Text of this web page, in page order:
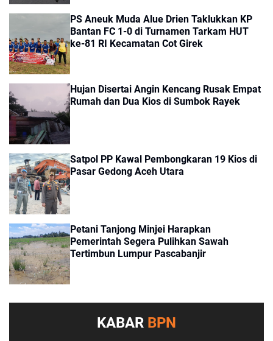
PS Aneuk Muda Alue Drien Taklukkan KP
Bantan FC 1-0 di Turnamen Tarkam HUT
ke-81 RI Kecamatan Cot Girek
Hujan Disertai Angin Kencang Rusak Empat
Rumah dan Dua Kios di Sumbok Rayek
Satpol PP Kawal Pembongkaran 19 Kios di
Pasar Gedong Aceh Utara
Petani Tanjong Minjei Harapkan
Pemerintah Segera Pulihkan Sawah
Tertimbun Lumpur Pascabanjir
KABAR BPN